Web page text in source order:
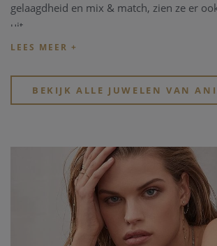
gelaagdheid en mix & match, zien ze er
uit.
Elk juweel is toegankelijk, trendy en altijd
BEKIJK ALLE JUWELEN VAN